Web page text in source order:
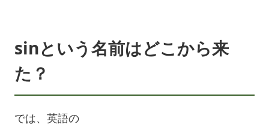
sinという名前はどこから来
た？
では、英語の